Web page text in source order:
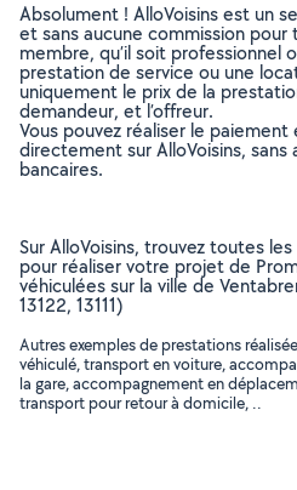
Absolument ! AlloVoisins est un
et sans aucune commission
membre, qu’il soit professionnel
prestation de service ou une
uniquement le prix de la
demandeur, et l’offreur.
Vous pouvez réaliser le
directement sur AlloVoisins, sans
bancaires.
Sur AlloVoisins, trouvez toutes
pour réaliser votre projet de
véhiculées sur la ville de
13122, 13111)
Autres exemples de prestations
véhiculé, transport en voiture,
la gare, accompagnement en
transport pour retour à domicile, ..